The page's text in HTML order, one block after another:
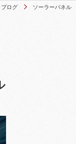
ブログ ソーラーパネル